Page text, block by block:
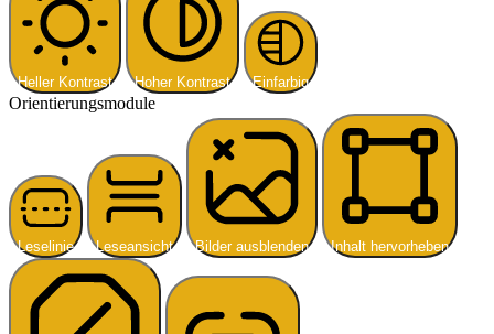
Heller Kontrast Hoher Kontrast Einfarbig
Orientierungsmodule
Leselinie Leseansicht Bilder ausblenden Inhalt hervorheben